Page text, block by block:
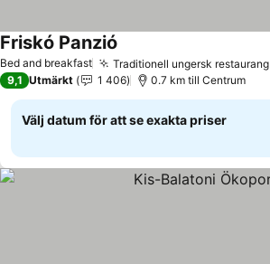
Bed and breakfast Traditionell ungersk restaurang
Friskó Panzió
9,1 Utmärkt 1 406 0.7 km till Centrum
Välj datum för att se exakta priser